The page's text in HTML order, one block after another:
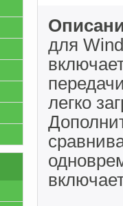
для
легко